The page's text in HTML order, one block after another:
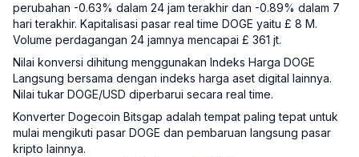
perubahan -0.63% dalam 24 jam terakhir dan -0.89% dalam 7
hari terakhir. Kapitalisasi pasar real time DOGE yaitu £ 8 M.
Volume perdagangan 24 jamnya mencapai £ 361 jt.
Nilai konversi dihitung menggunakan Indeks Harga DOGE
Langsung bersama dengan indeks harga aset digital lainnya.
Nilai tukar DOGE/USD diperbarui secara real time.
Konverter Dogecoin Bitsgap adalah tempat paling tepat untuk
mulai mengikuti pasar DOGE dan pembaruan langsung pasar
kripto lainnya.